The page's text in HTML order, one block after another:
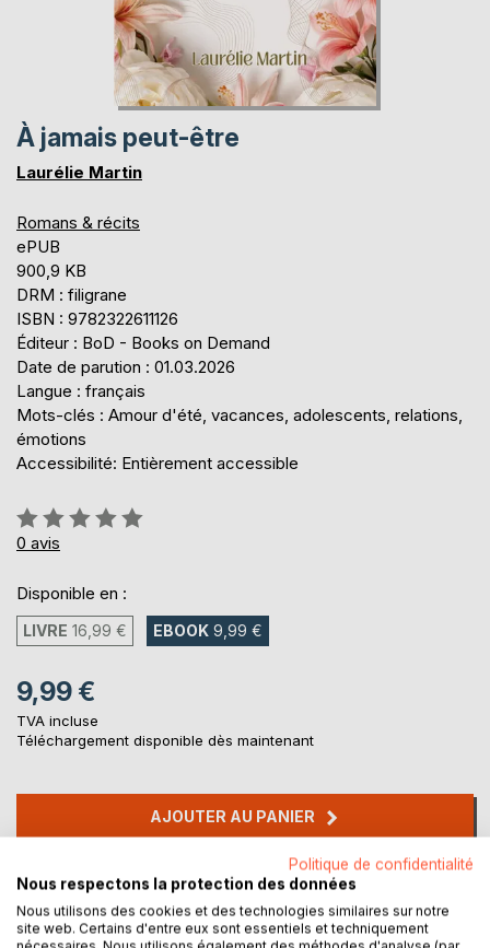
À jamais peut-être
Laurélie Martin
Romans & récits
ePUB
900,9 KB
DRM : filigrane
ISBN : 9782322611126
Éditeur : BoD - Books on Demand
Date de parution : 01.03.2026
Langue : français
Mots-clés : Amour d'été, vacances, adolescents, relations,
émotions
Accessibilité: Entièrement accessible
Évaluation:
0%
0 avis
Disponible en :
LIVRE 16,99 € EBOOK 9,99 €
9,99 €
TVA incluse
Téléchargement disponible dès maintenant
AJOUTER AU PANIER
Ajouter à ma liste d'envies
Laisser un avis
Politique de confidentialité
Nous respectons la protection des données
Nous utilisons des cookies et des technologies similaires sur notre
site web. Certains d'entre eux sont essentiels et techniquement